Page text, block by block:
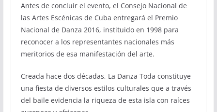
Antes de concluir el evento, el Consejo Nacional de
las Artes Escénicas de Cuba entregará el Premio
Nacional de Danza 2016, instituido en 1998 para
reconocer a los representantes nacionales más
meritorios de esa manifestación del arte.
Creada hace dos décadas, La Danza Toda constituye
una fiesta de diversos estilos culturales que a través
del baile evidencia la riqueza de esta isla con raíces